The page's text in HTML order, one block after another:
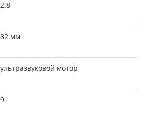
2.8
82 мм
ультразвуковой мотор
9